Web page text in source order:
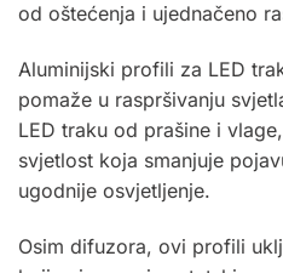
od oštećenja i ujednačeno
Aluminijski profili za LED
pomaže u raspršivanju
LED traku od prašine i
svjetlost koja smanjuje
ugodnije osvjetljenje.
Osim difuzora, ovi profili